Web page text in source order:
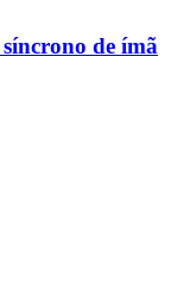
de ímã